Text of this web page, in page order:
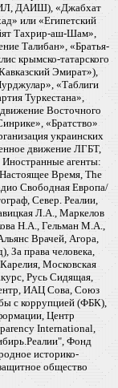
ДАИШ), «Джабхат
или «Египетский
Тахрир-аш-Шам»,
Талибан», «Братья-
крымско-татарского
Эмират»),
«Таблиги
Туркестана»,
Восточного
«Братство»
украинских
движение ЛГБТ,
агенты:
Время, The
Свободная Европа/
Север. Реалии,
Л.А., Маркелов
Н.А., Гельман М.А.,
Врачей, Агора,
За права человека,
Московская
Русь Сидящая,
ИАЦ Сова, Союз
с коррупцией (ФБК),
Центр
International,
Фонд
историко-
общество